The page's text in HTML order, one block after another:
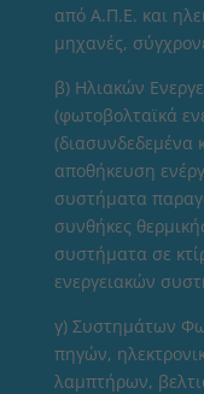
από Α.Π.Ε. και
μηχανές,
β) Ηλιακών
(φωτοβολταϊκά
(διασυνδεδεμένα
αποθήκευση
συστήματα
συνθήκες
συστήματα σε
ενεργειακών
γ) Συστημάτων
πηγών,
λαμπτήρων,